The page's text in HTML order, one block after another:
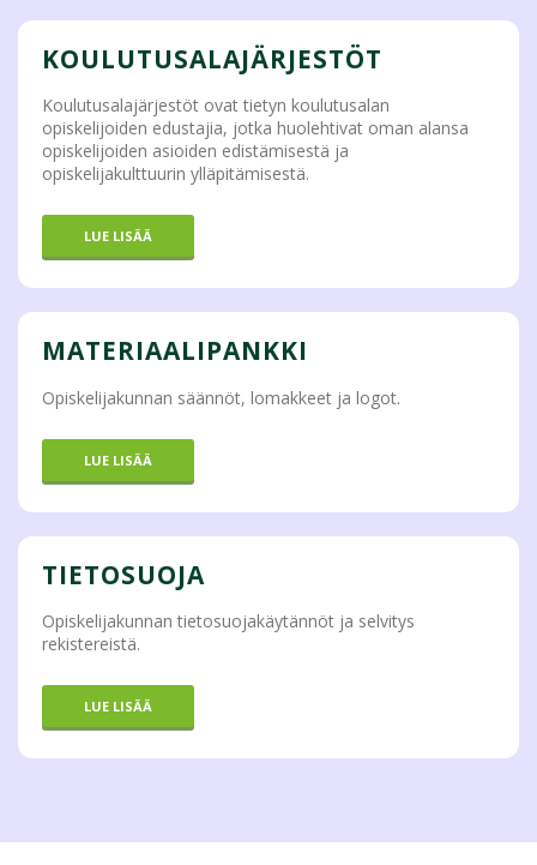
KOULUTUSALAJÄRJESTÖT
Koulutusalajärjestöt ovat tietyn koulutusalan
opiskelijoiden edustajia, jotka huolehtivat oman alansa
opiskelijoiden asioiden edistämisestä ja
opiskelijakulttuurin ylläpitämisestä.
LUE LISÄÄ
MATERIAALIPANKKI
Opiskelijakunnan säännöt, lomakkeet ja logot.
LUE LISÄÄ
TIETOSUOJA
Opiskelijakunnan tietosuojakäytännöt ja selvitys
rekistereistä.
LUE LISÄÄ